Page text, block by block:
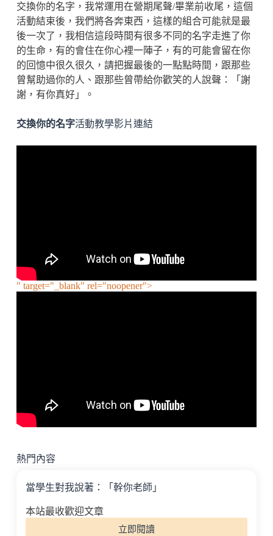
交換你的名字，我常運用在營期尾聲/畢業前收尾，這個
活動結束後，我們將各奔東西，這樣的組合可能就是最
後一次了，我相信這段時間有很多不同的名字走進了你
的生命，有的會住在你心裡一陣子，有的可能會留在你
的回憶中很久很久，請把握最後的一點點時間，跟那些
曾幫助過你的人、跟那些曾帶給你歡笑的人說聲：「謝
謝，有你真好」。
交換你的名字活動教學影片連結
" target="_blank" rel="noopener">
熱門內容
當學生對我說著：「幹你老師」
本站最收歡迎文章
立即閱讀